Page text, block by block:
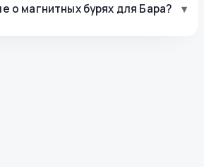
о магнитных бурях для Бара? ▾